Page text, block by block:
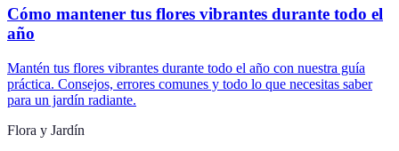
Cómo mantener tus flores vibrantes durante todo el
año
Mantén tus flores vibrantes durante todo el año con nuestra guía
práctica. Consejos, errores comunes y todo lo que necesitas saber
para un jardín radiante.
Flora y Jardín